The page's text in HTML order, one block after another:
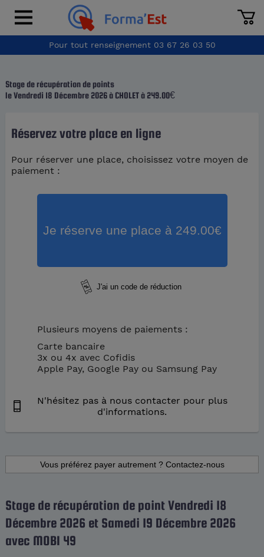
Pour tout renseignement 03 67 26 03 50
Stage de récupération de points
le Vendredi 18 Décembre 2026 à CHOLETà 249.00€
Réservez votre place en ligne
Pour réserver une place, choisissez votre moyen de
paiement :
Plusieurs moyens de paiements :
Carte bancaire
3x ou 4x avec Cofidis
Apple Pay, Google Pay ou Samsung Pay
N'hésitez pas à nous contacter pour plus
d'informations.
Stage de récupération de point Vendredi 18
Décembre 2026 et Samedi 19 Décembre 2026
avec MOBI 49